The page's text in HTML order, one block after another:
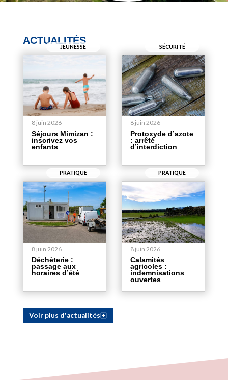
ACTUALITÉS
JEUNESSE
8 juin 2026
Séjours Mimizan :
inscrivez vos
enfants
SÉCURITÉ
8 juin 2026
Protoxyde d’azote
: arrêté
d’interdiction
PRATIQUE
8 juin 2026
Déchèterie :
passage aux
horaires d’été
PRATIQUE
8 juin 2026
Calamités
agricoles :
indemnisations
ouvertes
Voir plus d'actualités